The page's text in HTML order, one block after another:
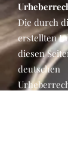
Die durch
erstellten
diesen
deutschen